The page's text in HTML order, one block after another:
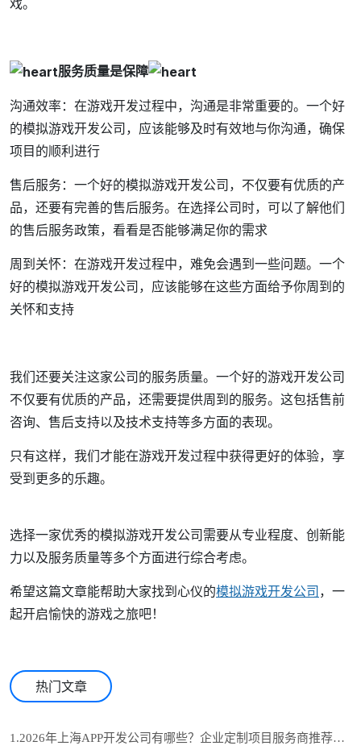
服务质量是保障
沟通效率：在游戏开发过程中，沟通是非常重要的。一个好
的模拟游戏开发公司，应该能够及时有效地与你沟通，确保
项目的顺利进行
售后服务：一个好的模拟游戏开发公司，不仅要有优质的产
品，还要有完善的售后服务。在选择公司时，可以了解他们
的售后服务政策，看看是否能够满足你的需求
周到关怀：在游戏开发过程中，难免会遇到一些问题。一个
好的模拟游戏开发公司，应该能够在这些方面给予你周到的
关怀和支持
我们还要关注这家公司的服务质量。一个好的游戏开发公司
不仅要有优质的产品，还需要提供周到的服务。这包括售前
咨询、售后支持以及技术支持等多方面的表现。
只有这样，我们才能在游戏开发过程中获得更好的体验，享
受到更多的乐趣。
选择一家优秀的模拟游戏开发公司需要从专业程度、创新能
力以及服务质量等多个方面进行综合考虑。
希望这篇文章能帮助大家找到心仪的模拟游戏开发公司 ，一
起开启愉快的游戏之旅吧！
热门文章
1.2026年上海APP开发公司有哪些？企业定制项目服务商推荐与选型参考